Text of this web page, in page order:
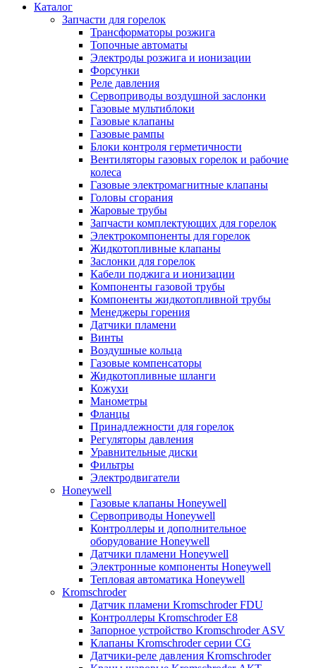
Каталог
Запчасти для горелок
Трансформаторы розжига
Топочные автоматы
Электроды розжига и ионизации
Форсунки
Реле давления
Сервоприводы воздушной заслонки
Газовые мультиблоки
Газовые клапаны
Газовые рампы
Блоки контроля герметичности
Вентиляторы газовых горелок и рабочие
колеса
Газовые электромагнитные клапаны
Головы сгорания
Жаровые трубы
Запчасти комплектующих для горелок
Электрокомпоненты для горелок
Жидкотопливные клапаны
Заслонки для горелок
Кабели поджига и ионизации
Компоненты газовой трубы
Компоненты жидкотопливной трубы
Менеджеры горения
Датчики пламени
Винты
Воздушные кольца
Газовые компенсаторы
Жидкотопливные шланги
Кожухи
Манометры
Фланцы
Принадлежности для горелок
Регуляторы давления
Уравнительные диски
Фильтры
Электродвигатели
Honeywell
Газовые клапаны Honeywell
Сервоприводы Honeywell
Контроллеры и дополнительное
оборудование Honeywell
Датчики пламени Honeywell
Электронные компоненты Honeywell
Тепловая автоматика Honeywell
Kromschroder
Датчик пламени Kromschroder FDU
Контроллеры Kromschroder E8
Запорное устройство Kromschroder ASV
Клапаны Kromschroder серии CG
Датчики-реле давления Kromschroder